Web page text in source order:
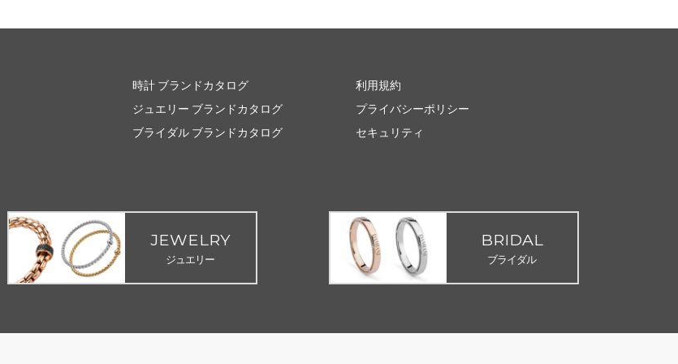
時計 ブランドカタログ
ジュエリー ブランドカタログ
ブライダル ブランドカタログ
利用規約
プライバシーポリシー
セキュリティ
JEWELRY
ジュエリー
BRIDAL
ブライダル